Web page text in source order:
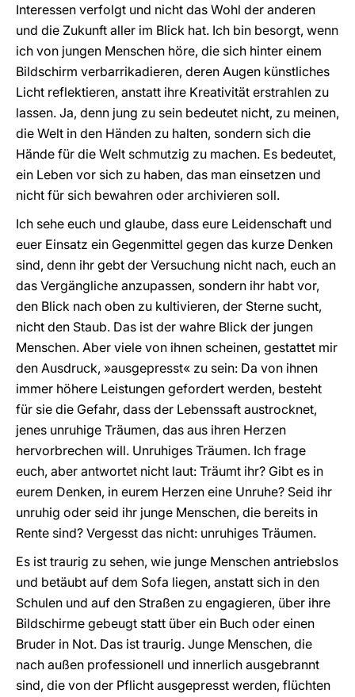
Interessen verfolgt und nicht das Wohl der anderen
und die Zukunft aller im Blick hat. Ich bin besorgt, wenn
ich von jungen Menschen höre, die sich hinter einem
Bildschirm verbarrikadieren, deren Augen künstliches
Licht reflektieren, anstatt ihre Kreativität erstrahlen zu
lassen. Ja, denn jung zu sein bedeutet nicht, zu meinen,
die Welt in den Händen zu halten, sondern sich die
Hände für die Welt schmutzig zu machen. Es bedeutet,
ein Leben vor sich zu haben, das man einsetzen und
nicht für sich bewahren oder archivieren soll.
Ich sehe euch und glaube, dass eure Leidenschaft und
euer Einsatz ein Gegenmittel gegen das kurze Denken
sind, denn ihr gebt der Versuchung nicht nach, euch an
das Vergängliche anzupassen, sondern ihr habt vor,
den Blick nach oben zu kultivieren, der Sterne sucht,
nicht den Staub. Das ist der wahre Blick der jungen
Menschen. Aber viele von ihnen scheinen, gestattet mir
den Ausdruck, »ausgepresst« zu sein: Da von ihnen
immer höhere Leistungen gefordert werden, besteht
für sie die Gefahr, dass der Lebenssaft austrocknet,
jenes unruhige Träumen, das aus ihren Herzen
hervorbrechen will. Unruhiges Träumen. Ich frage
euch, aber antwortet nicht laut: Träumt ihr? Gibt es in
eurem Denken, in eurem Herzen eine Unruhe? Seid ihr
unruhig oder seid ihr junge Menschen, die bereits in
Rente sind? Vergesst das nicht: unruhiges Träumen.
Es ist traurig zu sehen, wie junge Menschen antriebslos
und betäubt auf dem Sofa liegen, anstatt sich in den
Schulen und auf den Straßen zu engagieren, über ihre
Bildschirme gebeugt statt über ein Buch oder einen
Bruder in Not. Das ist traurig. Junge Menschen, die
nach außen professionell und innerlich ausgebrannt
sind, die von der Pflicht ausgepresst werden, flüchten